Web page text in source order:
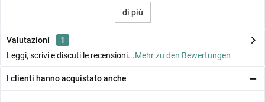
di più
Valutazioni
1
Leggi, scrivi e discuti le recensioni...Mehr zu den Bewertungen
I clienti hanno acquistato anche